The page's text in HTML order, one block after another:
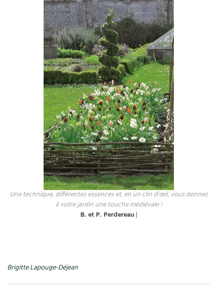
Une technique, différentes essences et, en un clin d’œil, vous donnez
à votre jardin une touche médiévale !
B. et P. Perdereau|
Brigitte Lapouge-Déjean